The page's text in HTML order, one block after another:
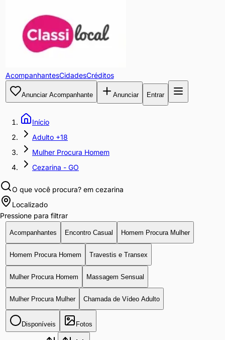
AcompanhantesCidadesCréditos
Anunciar Acompanhante Anunciar Entrar
Início
Adulto +18
Mulher Procura Homem
Cezarina - GO
O que você procura? em cezarina
Localizado
Pressione para filtrar
Acompanhantes Encontro Casual Homem Procura Mulher
Homem Procura Homem Travestis e Transex
Mulher Procura Homem Massagem Sensual
Mulher Procura Mulher Chamada de Vídeo Adulto
Disponíveis Fotos